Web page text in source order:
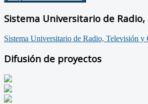
Sistema Universitario de
Sistema Universitario de Radio, Televisión y
Difusión de proyectos